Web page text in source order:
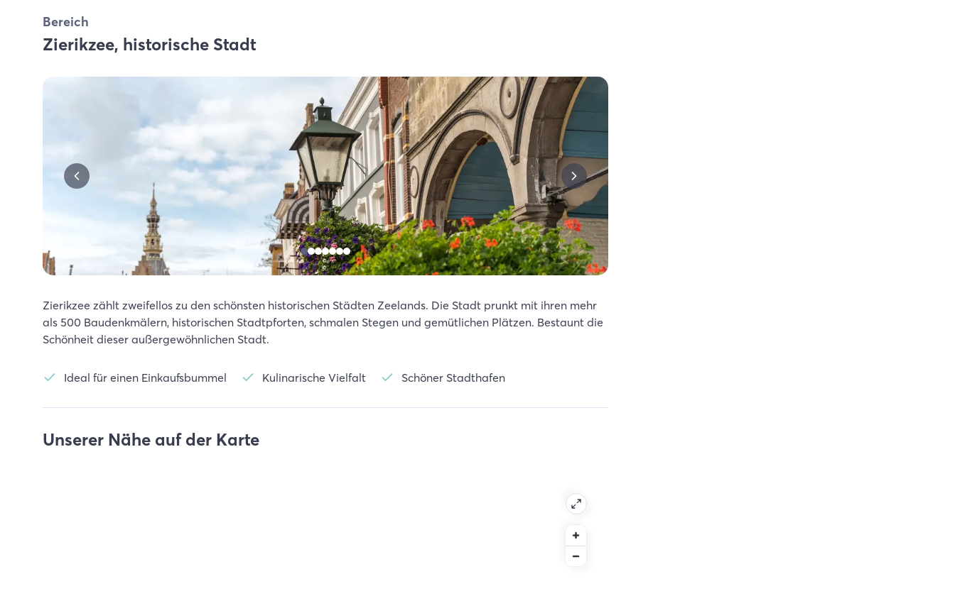
Bereich
Zierikzee, historische Stadt
Zierikzee zählt zweifellos zu den schönsten historischen Städten Zeelands. Die Stadt prunkt mit ihren mehr
als 500 Baudenkmälern, historischen Stadtpforten, schmalen Stegen und gemütlichen Plätzen. Bestaunt die
Schönheit dieser außergewöhnlichen Stadt.
Ideal für einen Einkaufsbummel Kulinarische Vielfalt Schöner Stadthafen
Unserer Nähe auf der Karte